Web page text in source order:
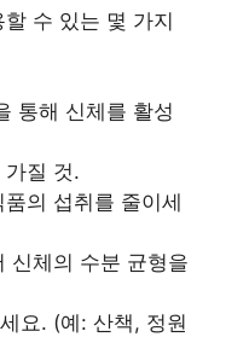
수 있는 몇 가지
통해 신체를 활성
가질 것.
의 섭취를 줄이세
신체의 수분 균형을
요. (예: 산책, 정원